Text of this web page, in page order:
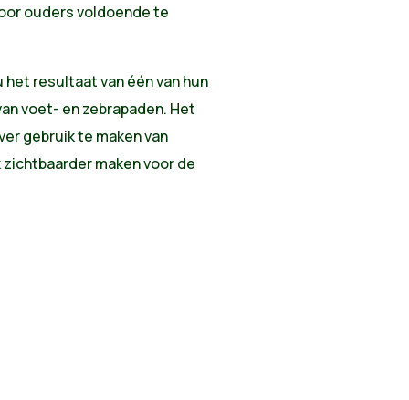
ouders voldoende te
het resultaat van één van hun
voet- en zebrapaden. Het
gebruik te maken van
maken voor de